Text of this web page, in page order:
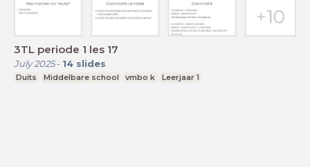
3TL periode 1 les 17
July 2025- 14 slides
Duits Middelbare school vmbo k Leerjaar 1